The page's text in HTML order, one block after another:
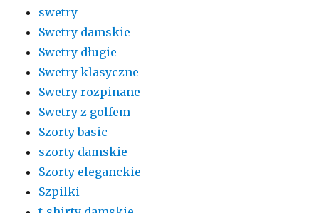
swetry
Swetry damskie
Swetry długie
Swetry klasyczne
Swetry rozpinane
Swetry z golfem
Szorty basic
szorty damskie
Szorty eleganckie
Szpilki